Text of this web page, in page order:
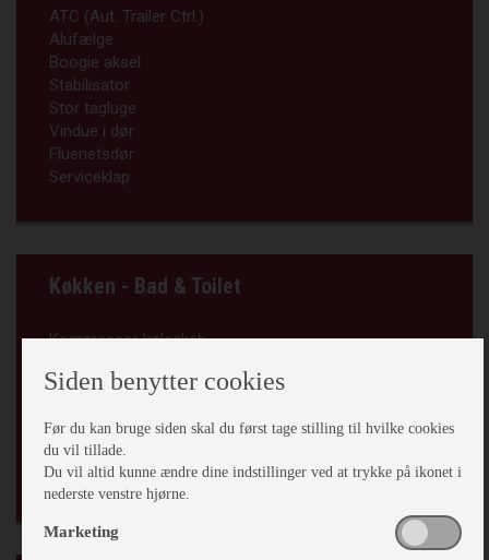
ATC (Aut. Trailer Ctrl.)
Alufælge
Boogie aksel
Stabilisator
Stor tagluge
Vindue i dør
Fluenetsdør
Serviceklap
Køkken - Bad & Toilet
Kompressor køleskab
Centralstøvsuger
Kassettetoilet
Bruser
Udv. Bruseudtag
Siden benytter cookies
Før du kan bruge siden skal du først tage stilling til hvilke cookies
du vil tillade.
Du vil altid kunne ændre dine indstillinger ved at trykke på ikonet i
nederste venstre hjørne.
Marketing